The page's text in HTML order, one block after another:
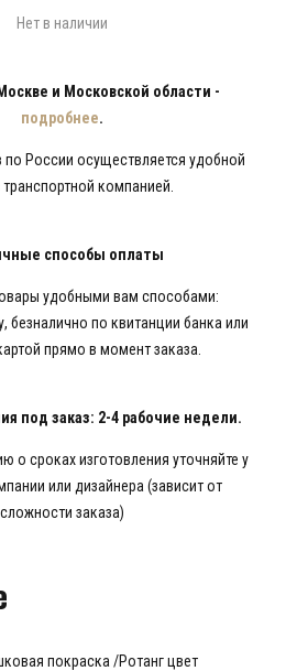
Нет в наличии
и Московской области -
подробнее.
России осуществляется удобной
компанией.
способы оплаты
удобными вам способами:
безналично по квитанции банка или
прямо в момент заказа.
под заказ: 2-4 рабочие недели.
о сроках изготовления уточняйте у
или дизайнера (зависит от
сложности заказа)
покраска /Ротанг цвет